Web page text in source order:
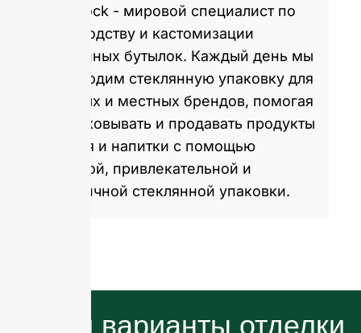
GlassRock - мировой специалист по
производству и кастомизации
стеклянных бутылок. Каждый день мы
производим стеклянную упаковку для
мировых и местных брендов, помогая
им упаковывать и продавать продукты
питания и напитки с помощью
здоровой, привлекательной и
экологичной стеклянной упаковки.
Наши варианты отделки